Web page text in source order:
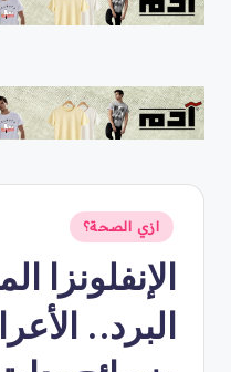
نُشر
في
ازي الصحة؟
الإنفلونزا
البرد..